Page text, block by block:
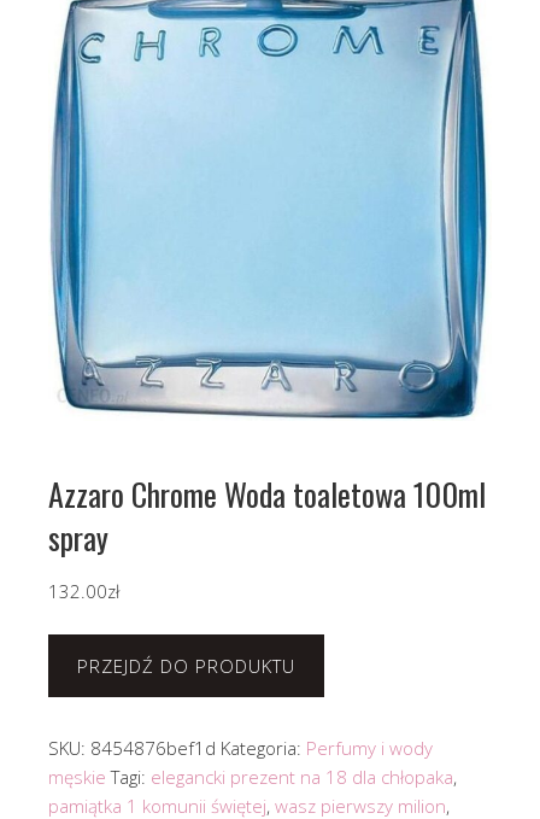
Azzaro Chrome Woda toaletowa 100ml
spray
132.00zł
PRZEJDŹ DO PRODUKTU
SKU: 8454876bef1d Kategoria: Perfumy i wody
męskie Tagi: elegancki prezent na 18 dla chłopaka,
pamiątka 1 komunii świętej, wasz pierwszy milion,